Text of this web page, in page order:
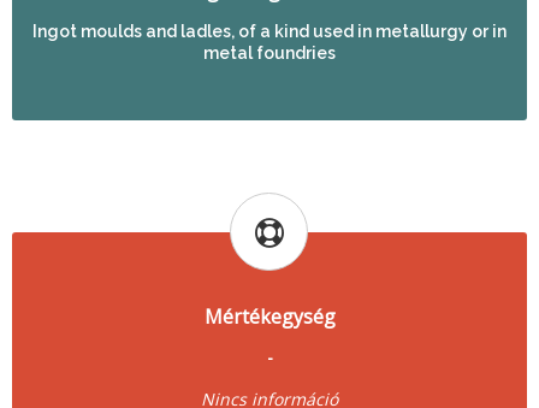
Ingot moulds and ladles, of a kind used in metallurgy or in
metal foundries
Mértékegység
-
Nincs információ